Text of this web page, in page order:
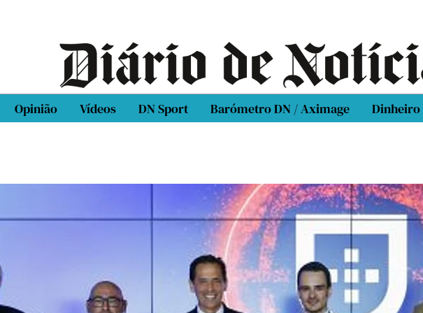
Opinião Vídeos DN Sport Barómetro DN / Aximage Dinheiro